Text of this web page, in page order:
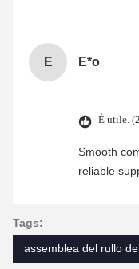
E E*o
È utile.
Smooth
reliable
Tags:
assemblea del rullo